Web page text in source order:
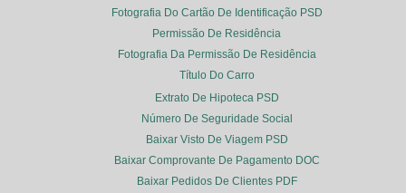
Fotografia Do Cartão De Identificação PSD
Permissão De Residência
Fotografia Da Permissão De Residência
Título Do Carro
Extrato De Hipoteca PSD
Número De Seguridade Social
Baixar Visto De Viagem PSD
Baixar Comprovante De Pagamento DOC
Baixar Pedidos De Clientes PDF